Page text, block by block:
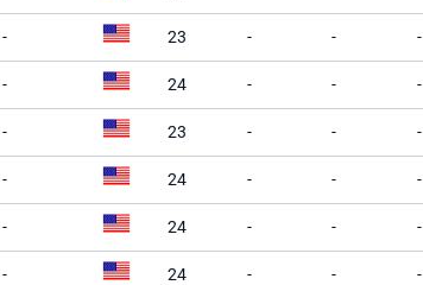
- 23 - - -
- 24 - - -
- 23 - - -
- 24 - - -
- 24 - - -
- 24 - - -